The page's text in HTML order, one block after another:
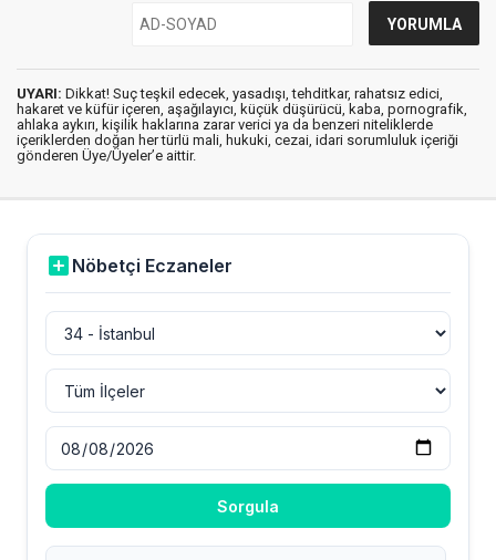
UYARI: Dikkat! Suç teşkil edecek, yasadışı, tehditkar, rahatsız edici,
hakaret ve küfür içeren, aşağılayıcı, küçük düşürücü, kaba, pornografik,
ahlaka aykırı, kişilik haklarına zarar verici ya da benzeri niteliklerde
içeriklerden doğan her türlü mali, hukuki, cezai, idari sorumluluk içeriği
gönderen Üye/Üyeler’e aittir.